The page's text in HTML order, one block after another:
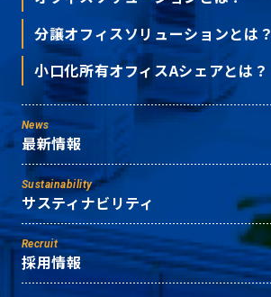
分譲オフィスソリューションとは？
小口化所有オフィスAシェアとは？
News
最新情報
Sustainability
サスティナビリティ
Recruit
採用情報